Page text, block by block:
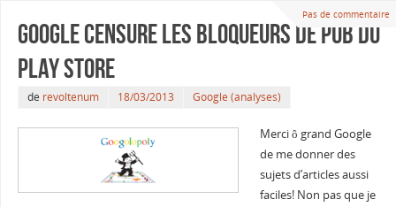
Pas de commentaire
Google censure les bloqueurs de pub du
Play Store
de revoltenum 18/03/2013 Google (analyses)
Merci ô grand Google
de me donner des
sujets d’articles aussi
faciles! Non pas que je